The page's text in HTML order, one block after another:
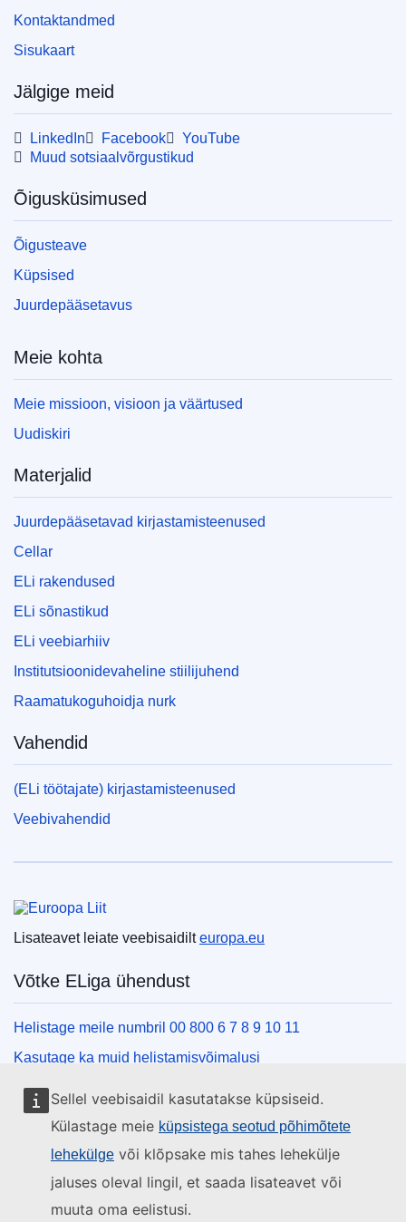
Sellel veebisaidil kasutatakse küpsiseid.
Külastage meie küpsistega seotud põhimõtete
lehekülge või klõpsake mis tahes lehekülje
jaluses oleval lingil, et saada lisateavet või
muuta oma eelistusi.
Kontaktandmed
Sisukaart
Jälgige meid
LinkedIn Facebook
YouTube
Muud sotsiaalvõrgustikud
Õigusküsimused
Õigusteave
Küpsised
Juurdepääsetavus
Meie kohta
Meie missioon, visioon ja väärtused
Uudiskiri
Materjalid
Juurdepääsetavad kirjastamisteenused
Cellar
ELi rakendused
ELi sõnastikud
ELi veebiarhiiv
Institutsioonidevaheline stiilijuhend
Raamatukoguhoidja nurk
Vahendid
(ELi töötajate) kirjastamisteenused
Veebivahendid
Lisateavet leiate veebisaidilteuropa.eu
Võtke ELiga ühendust
Helistage meile numbril 00 800 6 7 8 9 10 11
Kasutage ka muid helistamisvõimalusi
Kirjutage meile kontaktvormi vahendusel
Külastage meid ELi teabekeskuses
Otsige ELi sotsiaalmeedia kanaleid